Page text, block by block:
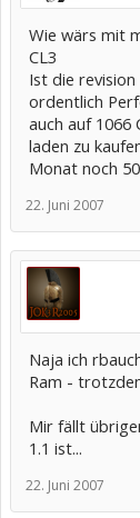
Wie wärs mit
CL3
Ist die revision
ordentlich
auch auf 1066
laden zu
Monat noch
22. Juni 2007
Naja ich
Ram -
Mir fällt
1.1 ist...
22. Juni 2007